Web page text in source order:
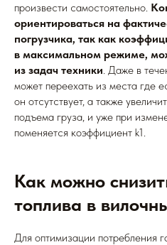
произвести самостоятельно.
ориентироваться на
погрузчика, так как
в максимальном режиме,
из задач техники. Даже в
может переехать из места где
он отсутствует, а также
подъема груза, и уже при
поменяется коэффициент k1.
Как можно
топлива в
Для оптимизации потребления